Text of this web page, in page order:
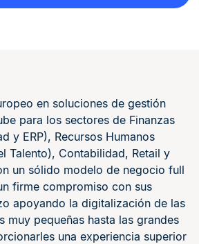
en soluciones de gestión
para los sectores de Finanzas
y ERP), Recursos Humanos
Talento), Contabilidad, Retail y
un sólido modelo de negocio full
firme compromiso con sus
apoyando la digitalización de las
muy pequeñas hasta las grandes
una experiencia superior